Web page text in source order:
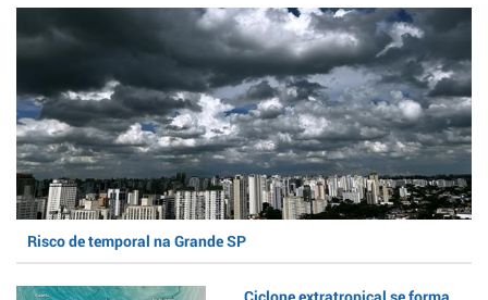
Risco de temporal na Grande SP